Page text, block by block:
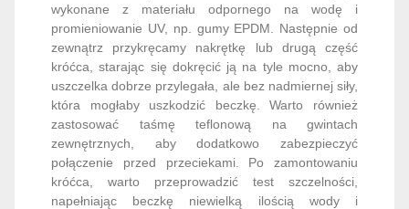
wykonane z materiału odpornego na wodę i
promieniowanie UV, np. gumy EPDM. Następnie od
zewnątrz przykręcamy nakrętkę lub drugą część
króćca, starając się dokręcić ją na tyle mocno, aby
uszczelka dobrze przylegała, ale bez nadmiernej siły,
która mogłaby uszkodzić beczkę. Warto również
zastosować taśmę teflonową na gwintach
zewnętrznych, aby dodatkowo zabezpieczyć
połączenie przed przeciekami. Po zamontowaniu
króćca, warto przeprowadzić test szczelności,
napełniając beczkę niewielką ilością wody i